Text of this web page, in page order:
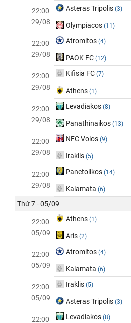
22:00
29/08
Asteras Tripolis (3)
Olympiacos (11)
22:00
29/08
Atromitos (4)
PAOK FC (12)
22:00
29/08
Kifisia FC (7)
Athens (1)
22:00
29/08
Levadiakos (8)
Panathinaikos (13)
22:00
29/08
NFC Volos (9)
Iraklis (5)
22:00
29/08
Panetolikos (14)
Kalamata (6)
Thứ 7 - 05/09
22:00
05/09
Athens (1)
Aris (2)
22:00
05/09
Atromitos (4)
Kalamata (6)
22:00
05/09
Iraklis (5)
Asteras Tripolis (3)
22:00
Levadiakos (8)